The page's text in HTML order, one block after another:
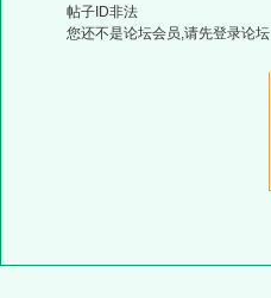
帖子ID非法
您还不是论坛会员,请先登录论坛